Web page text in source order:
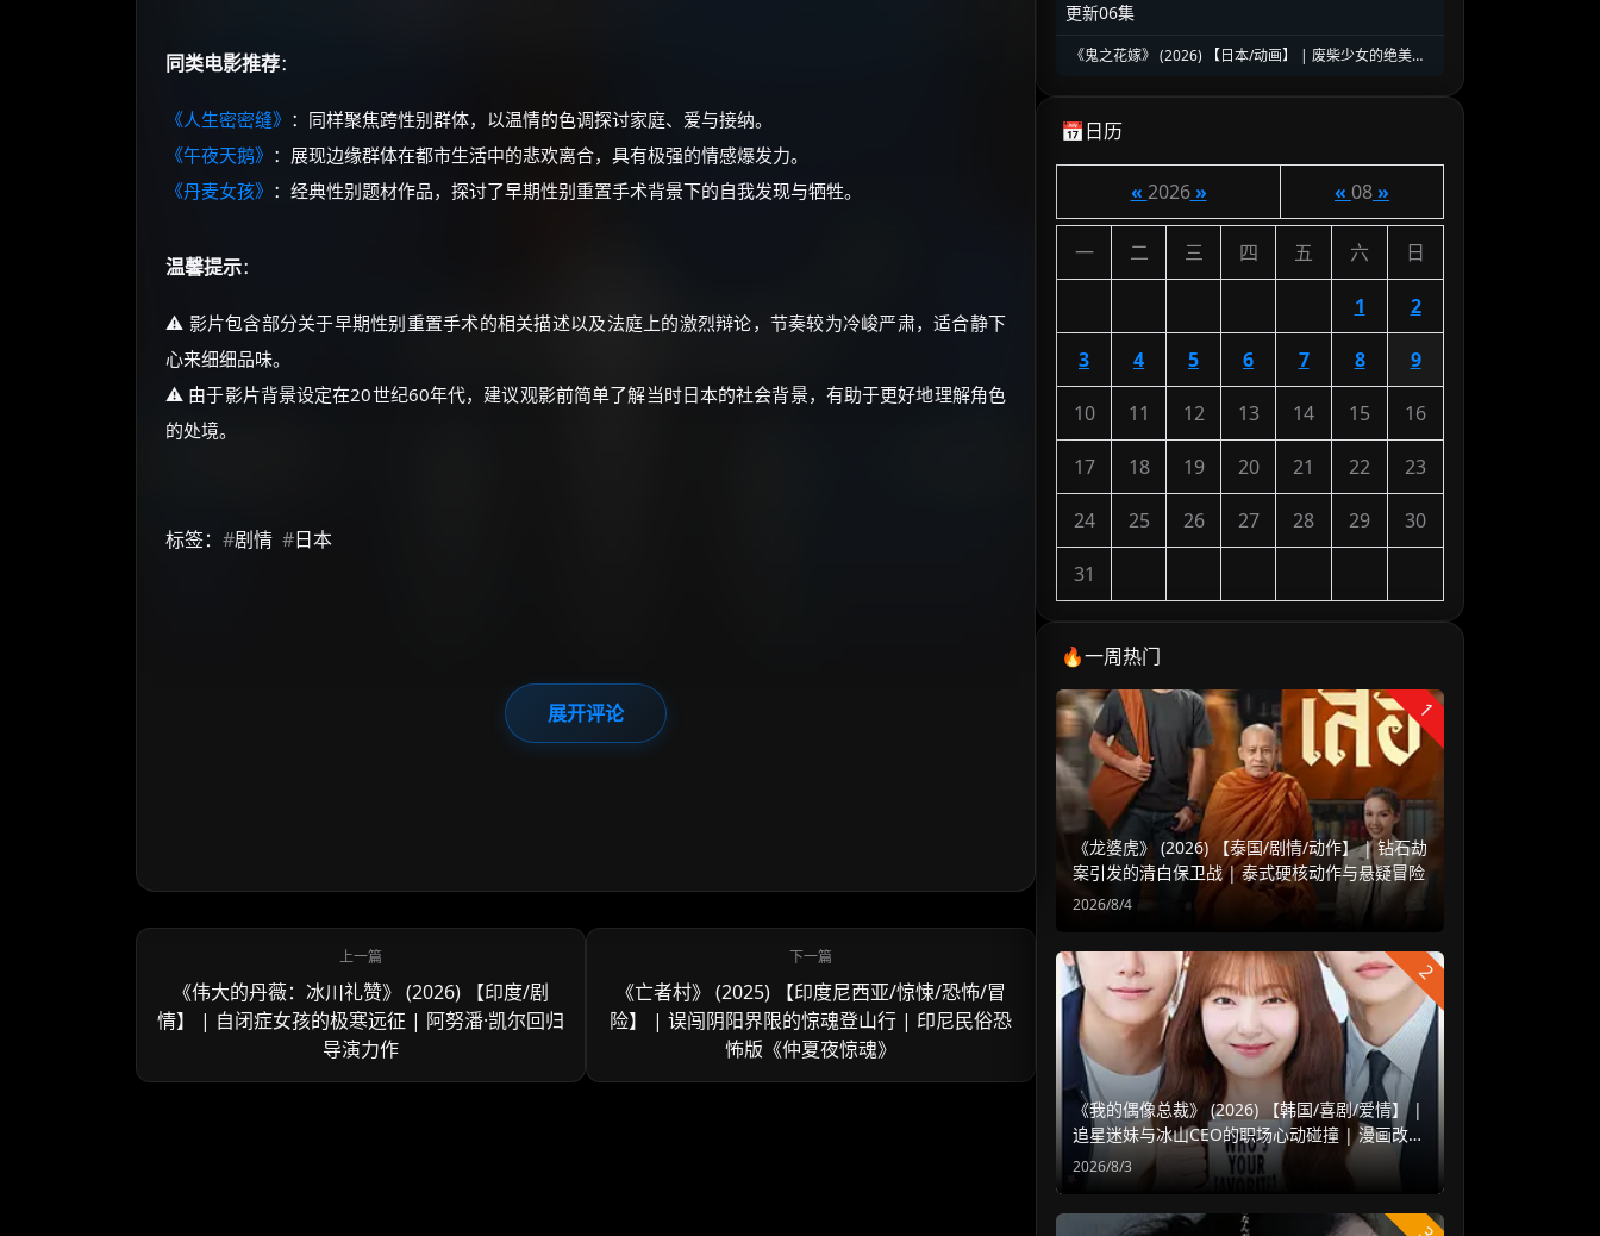
同类电影推荐：
《人生密密缝》 ：同样聚焦跨性别群体，以温情的色调探讨家庭、爱与接纳。
《午夜天鹅》 ：展现边缘群体在都市生活中的悲欢离合，具有极强的情感爆发力。
《丹麦女孩》 ：经典性别题材作品，探讨了早期性别重置手术背景下的自我发现与牺牲。
温馨提示：
⚠️ 影片包含部分关于早期性别重置手术的相关描述以及法庭上的激烈辩论，节奏较为冷峻严肃，适合静下
心来细细品味。
⚠️ 由于影片背景设定在20世纪60年代，建议观影前简单了解当时日本的社会背景，有助于更好地理解角色
的处境。
标签： #剧情 #日本
展开评论
《伟大的丹薇：冰川礼赞》 (2026) 【印度/剧
情】 | 自闭症女孩的极寒远征 | 阿努潘·凯尔回归
导演力作
《亡者村》 (2025) 【印度尼西亚/惊悚/恐怖/冒
险】 | 误闯阴阳界限的惊魂登山行 | 印尼民俗恐
怖版《仲夏夜惊魂》
更新06集
《鬼之花嫁》 (2026) 【日本/动画】 | 废柴少女的绝美逆
📅日历
« 2026» « 08»
一 二 三 四 五 六 日
1 2
3 4 5 6 7 8 9
10 11 12 13 14 15 16
17 18 19 20 21 22 23
24 25 26 27 28 29 30
31
🔥一周热门
1
《龙婆虎》 (2026) 【泰国/剧情/动作】 | 钻石劫
案引发的清白保卫战 | 泰式硬核动作与悬疑冒险
2026/8/4
2
《我的偶像总裁》 (2026) 【韩国/喜剧/爱情】 |
追星迷妹与冰山CEO的职场心动碰撞 | 漫画改编
浪漫甜宠新剧
2026/8/3